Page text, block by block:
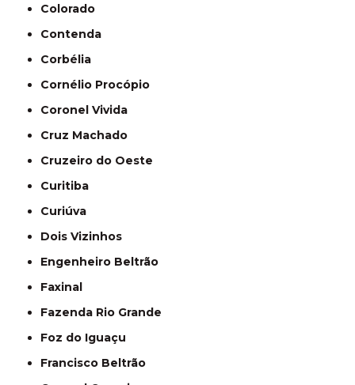
Colorado
Contenda
Corbélia
Cornélio Procópio
Coronel Vivida
Cruz Machado
Cruzeiro do Oeste
Curitiba
Curiúva
Dois Vizinhos
Engenheiro Beltrão
Faxinal
Fazenda Rio Grande
Foz do Iguaçu
Francisco Beltrão